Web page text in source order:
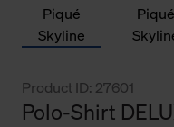
Product ID: 27601
Polo-Shirt